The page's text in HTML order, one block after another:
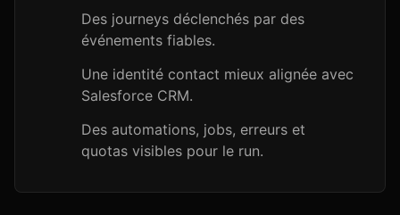
Des journeys déclenchés par des
événements fiables.
Une identité contact mieux alignée avec
Salesforce CRM.
Des automations, jobs, erreurs et
quotas visibles pour le run.